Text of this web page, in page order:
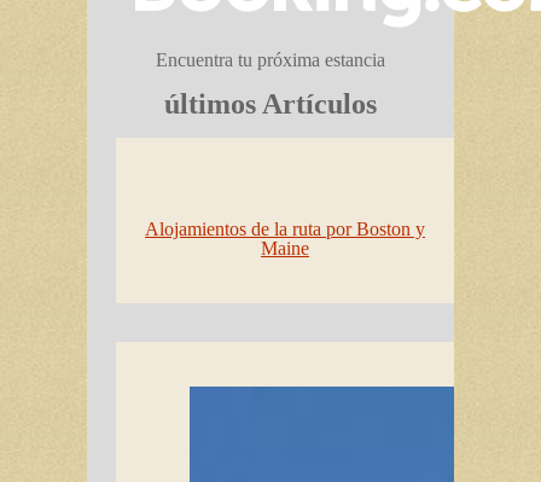
Encuentra tu próxima estancia
últimos Artículos
Alojamientos de la ruta por Boston y
Maine